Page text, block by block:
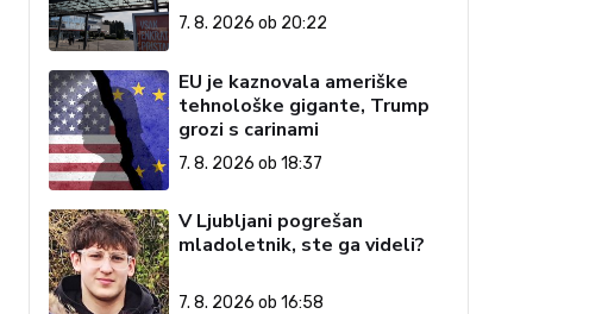
7. 8. 2026 ob 20:22
EU je kaznovala ameriške
tehnološke gigante, Trump
grozi s carinami
7. 8. 2026 ob 18:37
V Ljubljani pogrešan
mladoletnik, ste ga videli?
7. 8. 2026 ob 16:58